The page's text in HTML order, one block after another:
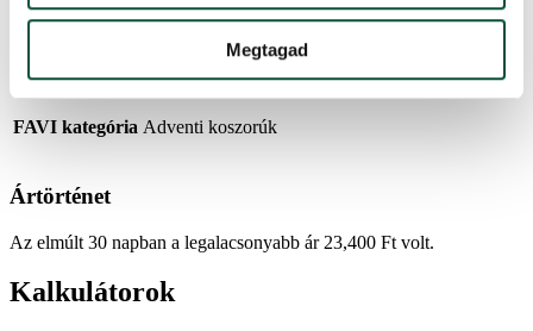
Megtagad
Farba ozdôb
FAVI kategória Adventi koszorúk
Ártörténet
Az elmúlt 30 napban a legalacsonyabb ár 23,400 Ft volt.
Kalkulátorok